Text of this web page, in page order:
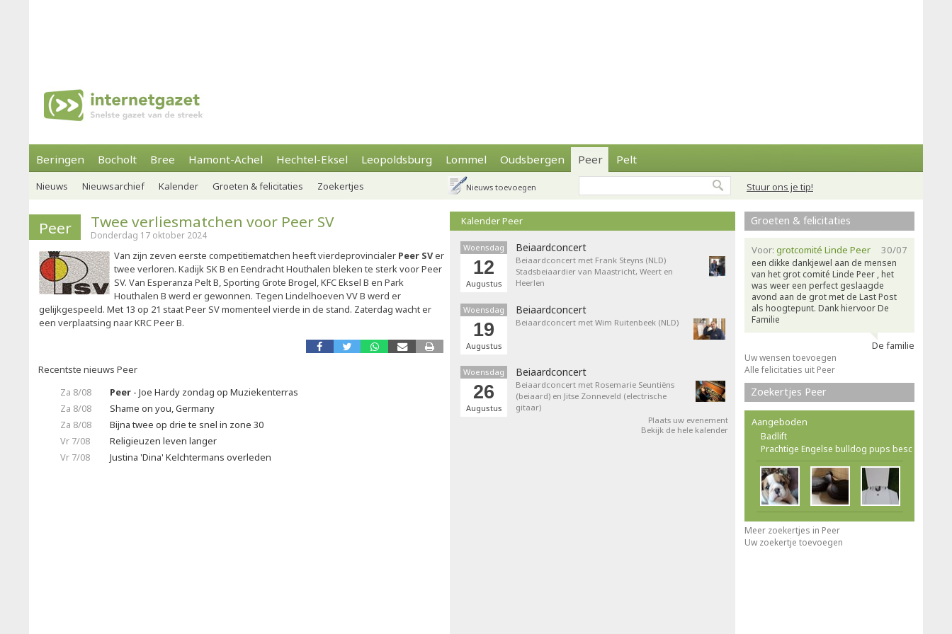
Beringen Bocholt Bree Hamont-Achel Hechtel-Eksel Leopoldsburg Lommel Oudsbergen Peer Pelt
Stuur ons je tip!
Nieuws Nieuwsarchief Kalender Groeten & felicitaties Zoekertjes Nieuws toevoegen
Peer Twee verliesmatchen voor Peer SV
Donderdag 17 oktober 2024
Van zijn zeven eerste competitiematchen heeft vierdeprovincialer Peer SVer
twee verloren. Kadijk SK B en Eendracht Houthalen bleken te sterk voor Peer
SV. Van Esperanza Pelt B, Sporting Grote Brogel, KFC Eksel B en Park
Houthalen B werd er gewonnen. Tegen Lindelhoeven VV B werd er
gelijkgespeeld. Met 13 op 21 staat Peer SV momenteel vierde in de stand. Zaterdag wacht er
een verplaatsing naar KRC Peer B.
Recentste nieuws Peer
Za 8/08
Peer - Joe Hardy zondag op Muziekenterras
Za 8/08
Shame on you, Germany
Za 8/08
Bijna twee op drie te snel in zone 30
Vr 7/08
Religieuzen leven langer
Vr 7/08
Justina 'Dina' Kelchtermans overleden
Kalender Peer
Woensdag
12
Augustus
Beiaardconcert
Beiaardconcert met Frank Steyns (NLD)
Stadsbeiaardier van Maastricht, Weert en
Heerlen
Woensdag
19
Augustus
Beiaardconcert
Beiaardconcert met Wim Ruitenbeek (NLD)
Woensdag
26
Augustus
Beiaardconcert
Beiaardconcert met Rosemarie Seuntiëns
(beiaard) en Jitse Zonneveld (electrische
gitaar)
Plaats uw evenement
Bekijk de hele kalender
Groeten & felicitaties
30/07
Voor: grotcomité Linde Peer
een dikke dankjewel aan de mensen
van het grot comité Linde Peer , het
was weer een perfect geslaagde
avond aan de grot met de Last Post
als hoogtepunt. Dank hiervoor De
Familie
De familie
Uw wensen toevoegen
Alle felicitaties uit Peer
Zoekertjes Peer
Aangeboden
Badlift
Prachtige Engelse bulldog pups besc
Meer zoekertjes in Peer
Uw zoekertje toevoegen